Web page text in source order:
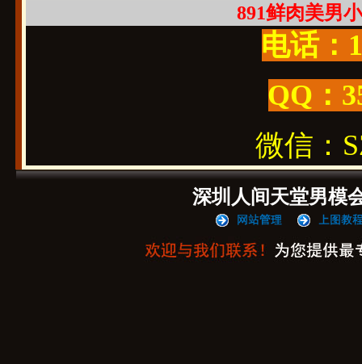
891鲜肉美男
电话：
QQ：
微信：
深圳人间天堂男模